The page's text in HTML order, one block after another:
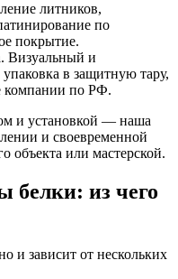
литников,
по
покрытие.
Визуальный и
в защитную тару,
компании по РФ.
и установкой — наша
и своевременной
объекта или мастерской.
белки: из чего
и зависит от нескольких